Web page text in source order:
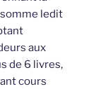
ledit
aux
de 6 livres,
cours